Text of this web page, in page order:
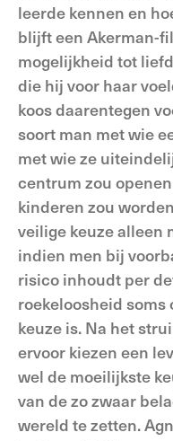
leerde kennen en
blijft een Akerman-
mogelijkheid tot
die hij voor haar
koos daarentegen
soort man met wie
met wie ze
centrum zou
kinderen zou
veilige keuze alleen
indien men bij
risico inhoudt per
roekeloosheid soms
keuze is. Na het
ervoor kiezen een
wel de moeilijkste
van de zo zwaar
wereld te zetten.